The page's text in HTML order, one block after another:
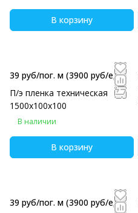
В корзину
39 руб/пог. м (3900 руб/eд)
П/э пленка техническая
1500х100х100
В наличии
В корзину
39 руб/пог. м (3900 руб/eд)